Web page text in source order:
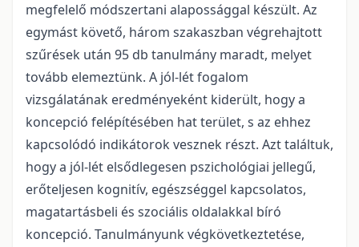
megfelelő módszertani alapossággal készült. Az
egymást követő, három szakaszban végrehajtott
szűrések után 95 db tanulmány maradt, melyet
tovább elemeztünk. A jól-lét fogalom
vizsgálatának eredményeként kiderült, hogy a
koncepció felépítésében hat terület, s az ehhez
kapcsolódó indikátorok vesznek részt. Azt találtuk,
hogy a jól-lét elsődlegesen pszichológiai jellegű,
erőteljesen kognitív, egészséggel kapcsolatos,
magatartásbeli és szociális oldalakkal bíró
koncepció. Tanulmányunk végkövetkeztetése,